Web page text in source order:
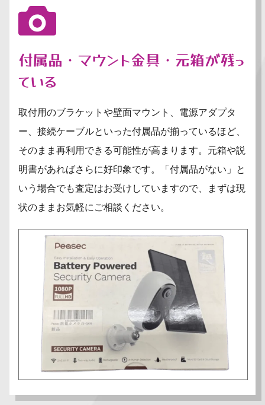
付属品・マウント金具・元箱が残っ
ている
取付用のブラケットや壁面マウント、電源アダプタ
ー、接続ケーブルといった付属品が揃っているほど、
そのまま再利用できる可能性が高まります。元箱や説
明書があればさらに好印象です。「付属品がない」と
いう場合でも査定はお受けしていますので、まずは現
状のままお気軽にご相談ください。